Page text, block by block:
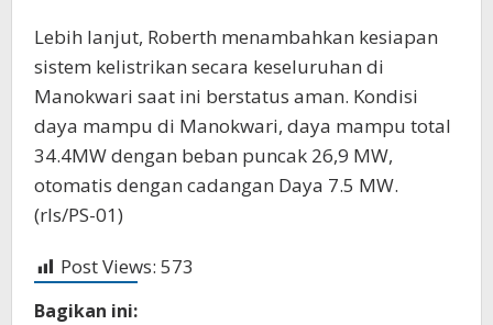
Lebih lanjut, Roberth menambahkan kesiapan
sistem kelistrikan secara keseluruhan di
Manokwari saat ini berstatus aman. Kondisi
daya mampu di Manokwari, daya mampu total
34.4MW dengan beban puncak 26,9 MW,
otomatis dengan cadangan Daya 7.5 MW.
(rls/PS-01)
Post Views: 573
Bagikan ini: